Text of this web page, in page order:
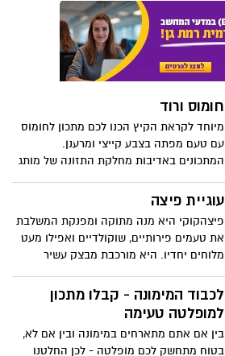
לקציצת הבשר ושתוכלו להכין בעצמכם
בקלות בבית.
חומוס ורוד
מיוחד לקראת הקיץ הכנו לכם מתכון לחומוס
עם טעם מפתה בצבע קייצי ומרענן.
המתכונים באדיבות מחלקת התזונה של מותג
עוגיית פיצה
פיצהקוקי היא מנה מתוקה ומפנקת המשלבת
את טעמים פירותיים, שוקולדיים ואפילו מעט
מלוחים יחדיו. היא מורכבת מבצק עשיר
"פיצה" ו"קוקי", מכיוון שהיא משלבת את
המרקם והמראה של פיצה עם טעם העוגיות
האהוב עלינו. תוכלו להגיש אותה חמה או
קרה, זה לא משנה, היא טעימה בכל מצב. אז
לכבוד המימונה - קבלו מתכון
למופלטה טעימה
בין אם אתם מתארחים במימונה ובין אם לא,
בטוח מתחשק לכם מופלטה - לכן החלטנו